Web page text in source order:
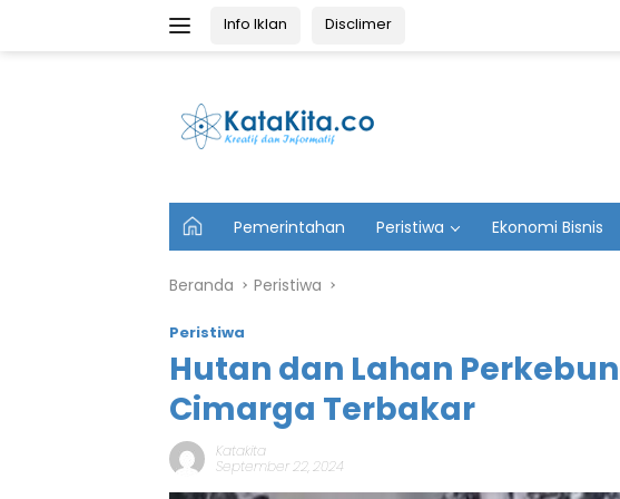
Info Iklan Disclimer
U
t
m
Pemerintahan Peristiwa Ekonomi Bisnis
Beranda Peristiwa
Peristiwa
Hutan dan Lahan
Cimarga Terbakar
Katakita
September 22, 2024